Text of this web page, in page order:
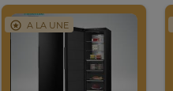
A LA UNE